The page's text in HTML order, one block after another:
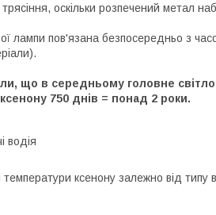
оскільки розпечений метал
лампи пов'язана безпосередньо з
що в середньому головне
750 днів = понад 2 роки.
водія
температури ксенону залежно від